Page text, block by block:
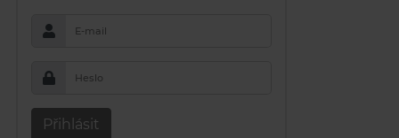
E-mail
Heslo
Přihlásit